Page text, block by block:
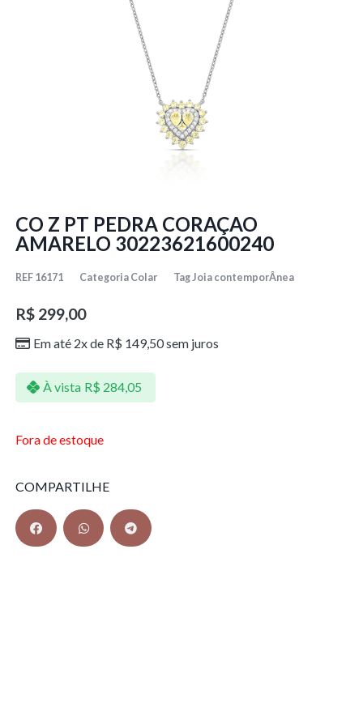
CO Z PT PEDRA CORAÇAO
AMARELO 30223621600240
REF 16171 Categoria Colar Tag Joia contemporÂnea
R$299,00
Em até 2x de R$ 149,50sem juros
À vista R$ 284,05
Fora de estoque
COMPARTILHE